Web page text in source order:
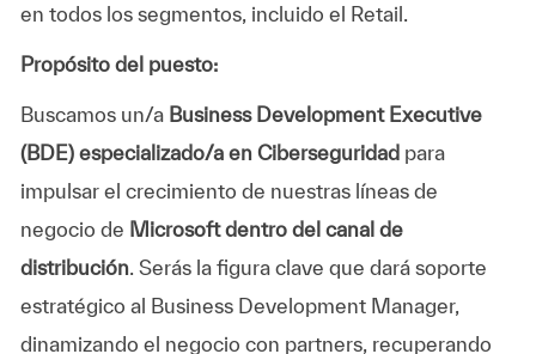
en todos los segmentos, incluido el Retail.
Propósito del puesto:
Buscamos un/a Business Development Executive
(BDE) especializado/a en Ciberseguridadpara
impulsar el crecimiento de nuestras líneas de
negocio de Microsoft dentro del canal de
distribución. Serás la figura clave que dará soporte
estratégico al Business Development Manager,
dinamizando el negocio con partners, recuperando